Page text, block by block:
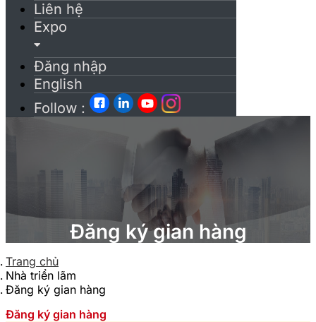
Liên hệ
Expo
Đăng nhập
English
Follow :
Đăng ký gian hàng
Trang chủ
Nhà triển lãm
Đăng ký gian hàng
Đăng ký gian hàng